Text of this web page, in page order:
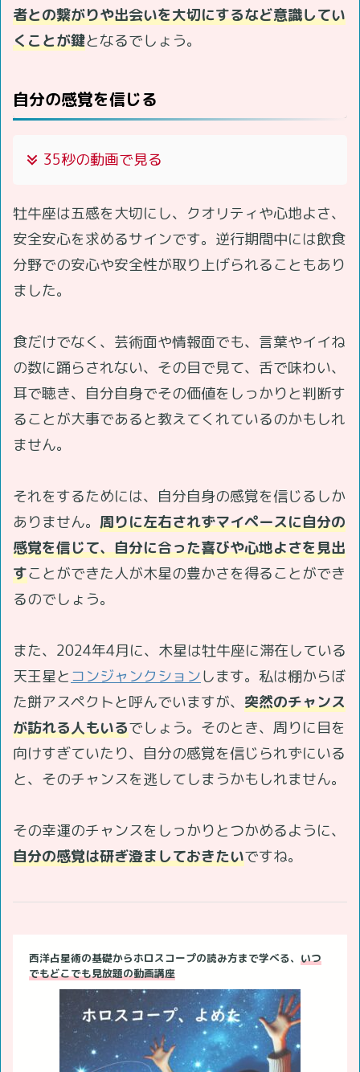
者との繋がりや出会いを大切にするなど意識してい
くことが鍵となるでしょう。
自分の感覚を信じる
35秒の動画で見る
牡牛座は五感を大切にし、クオリティや心地よさ、
安全安心を求めるサインです。逆行期間中には飲食
分野での安心や安全性が取り上げられることもあり
ました。
食だけでなく、芸術面や情報面でも、言葉やイイね
の数に踊らされない、その目で見て、舌で味わい、
耳で聴き、自分自身でその価値をしっかりと判断す
ることが大事であると教えてくれているのかもしれ
ません。
それをするためには、自分自身の感覚を信じるしか
ありません。 周りに左右されずマイペースに自分の
感覚を信じて、自分に合った喜びや心地よさを見出
すことができた人が木星の豊かさを得ることができ
るのでしょう。
また、2024年4月に、木星は牡牛座に滞在している
天王星と コンジャンクションします。私は棚からぼ
た餅アスペクトと呼んでいますが、 突然のチャンス
が訪れる人もいるでしょう。そのとき、周りに目を
向けすぎていたり、自分の感覚を信じられずにいる
と、そのチャンスを逃してしまうかもしれません。
その幸運のチャンスをしっかりとつかめるように、
自分の感覚は研ぎ澄ましておきたいですね。
西洋占星術の基礎からホロスコープの読み方まで学べる、 いつ
でもどこでも見放題の動画講座